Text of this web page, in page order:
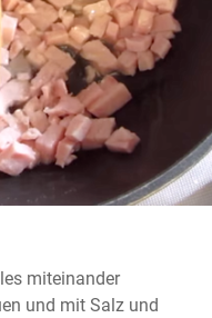
miteinander
und mit Salz und